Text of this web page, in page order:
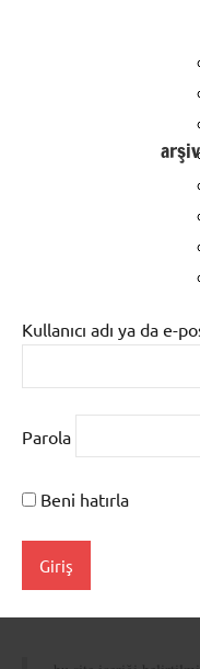
arşiv
Kullanıcı adı ya da e-
Parola
Beni hatırla